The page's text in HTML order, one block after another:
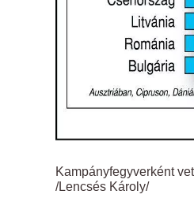
Kampányfegyverként
/Lencsés Károly/